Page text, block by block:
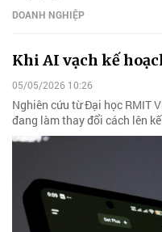
DOANH NGHIỆP
Khi AI vạch kế
05/05/2026 10:26
Nghiên cứu từ Đại học RMIT
đang làm thay đổi cách lên